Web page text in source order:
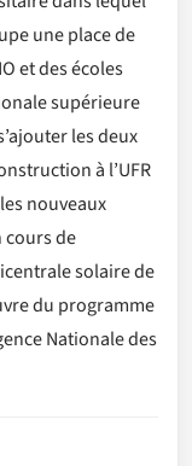
une place de
et des écoles
supérieure
les deux
à l’UFR
nouveaux
cours de
solaire de
du programme
Nationale des